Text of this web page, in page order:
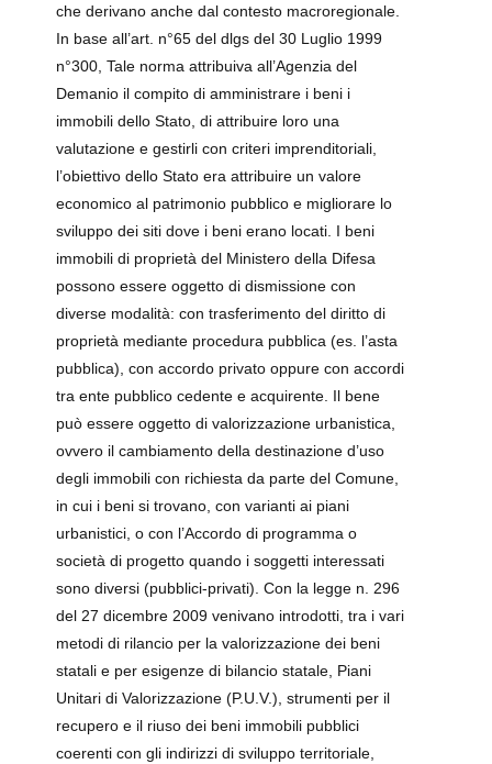
che derivano anche dal contesto macroregionale.
In base all’art. n°65 del dlgs del 30 Luglio 1999
n°300, Tale norma attribuiva all’Agenzia del
Demanio il compito di amministrare i beni i
immobili dello Stato, di attribuire loro una
valutazione e gestirli con criteri imprenditoriali,
l’obiettivo dello Stato era attribuire un valore
economico al patrimonio pubblico e migliorare lo
sviluppo dei siti dove i beni erano locati. I beni
immobili di proprietà del Ministero della Difesa
possono essere oggetto di dismissione con
diverse modalità: con trasferimento del diritto di
proprietà mediante procedura pubblica (es. l’asta
pubblica), con accordo privato oppure con accordi
tra ente pubblico cedente e acquirente. Il bene
può essere oggetto di valorizzazione urbanistica,
ovvero il cambiamento della destinazione d’uso
degli immobili con richiesta da parte del Comune,
in cui i beni si trovano, con varianti ai piani
urbanistici, o con l’Accordo di programma o
società di progetto quando i soggetti interessati
sono diversi (pubblici-privati). Con la legge n. 296
del 27 dicembre 2009 venivano introdotti, tra i vari
metodi di rilancio per la valorizzazione dei beni
statali e per esigenze di bilancio statale, Piani
Unitari di Valorizzazione (P.U.V.), strumenti per il
recupero e il riuso dei beni immobili pubblici
coerenti con gli indirizzi di sviluppo territoriale,